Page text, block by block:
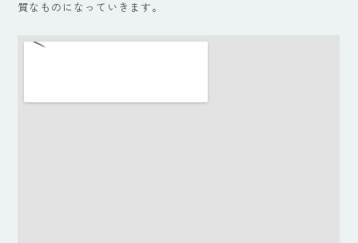
質なものになっていきます。